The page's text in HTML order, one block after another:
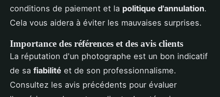
conditions de paiement et la politique d'annulation.
Cela vous aidera à éviter les mauvaises surprises.
Importance des références et des avis clients
La réputation d'un photographe est un bon indicatif
de sa fiabilité et de son professionnalisme.
Consultez les avis précédents pour évaluer